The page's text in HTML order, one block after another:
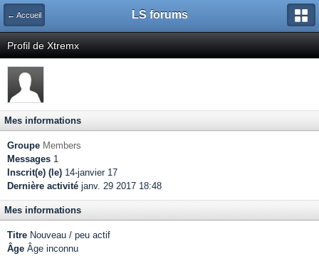
← Accueil LS forums
Profil de Xtremx
Mes informations
Groupe Members
Messages 1
Inscrit(e) (le) 14-janvier 17
Dernière activité janv. 29 2017 18:48
Mes informations
Titre Nouveau / peu actif
Âge Âge inconnu